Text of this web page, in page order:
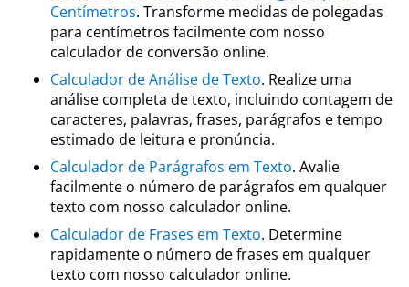
Centímetros. Transforme medidas de polegadas
para centímetros facilmente com nosso
calculador de conversão online.
Calculador de Análise de Texto. Realize uma
análise completa de texto, incluindo contagem de
caracteres, palavras, frases, parágrafos e tempo
estimado de leitura e pronúncia.
Calculador de Parágrafos em Texto. Avalie
facilmente o número de parágrafos em qualquer
texto com nosso calculador online.
Calculador de Frases em Texto. Determine
rapidamente o número de frases em qualquer
texto com nosso calculador online.